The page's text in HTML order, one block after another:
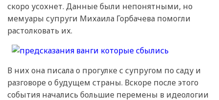
скоро усохнет. Данные были непонятными, но
мемуары супруги Михаила Горбачева помогли
растолковать их.
В них она писала о прогулке с супругом по саду и
разговоре о будущем страны. Вскоре после этого
события начались большие перемены в идеологии